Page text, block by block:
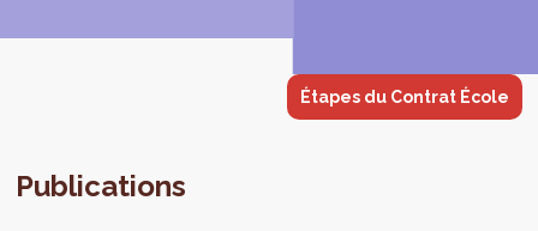
Étapes du Contrat École
Publications